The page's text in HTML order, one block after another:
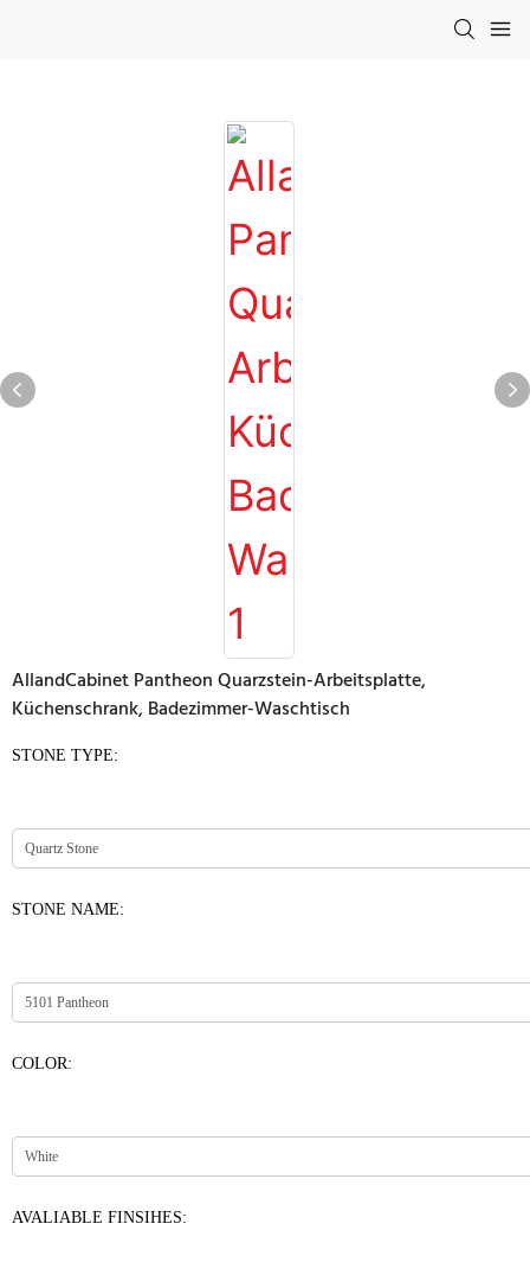
AllandCabinet Pantheon Quarzstein-Arbeitsplatte,
Küchenschrank, Badezimmer-Waschtisch
STONE TYPE:
STONE NAME:
COLOR:
AVALIABLE FINSIHES: